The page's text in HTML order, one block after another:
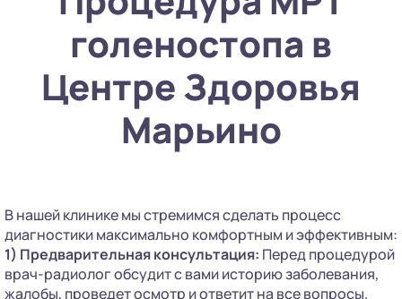
голеностопа в
Центре Здоровья
Марьино
В нашей клинике мы стремимся сделать процесс
диагностики максимально комфортным и эффективным:
1) Предварительная консультация: Перед процедурой
врач-радиолог обсудит с вами историю заболевания,
жалобы, проведет осмотр и ответит на все вопросы.